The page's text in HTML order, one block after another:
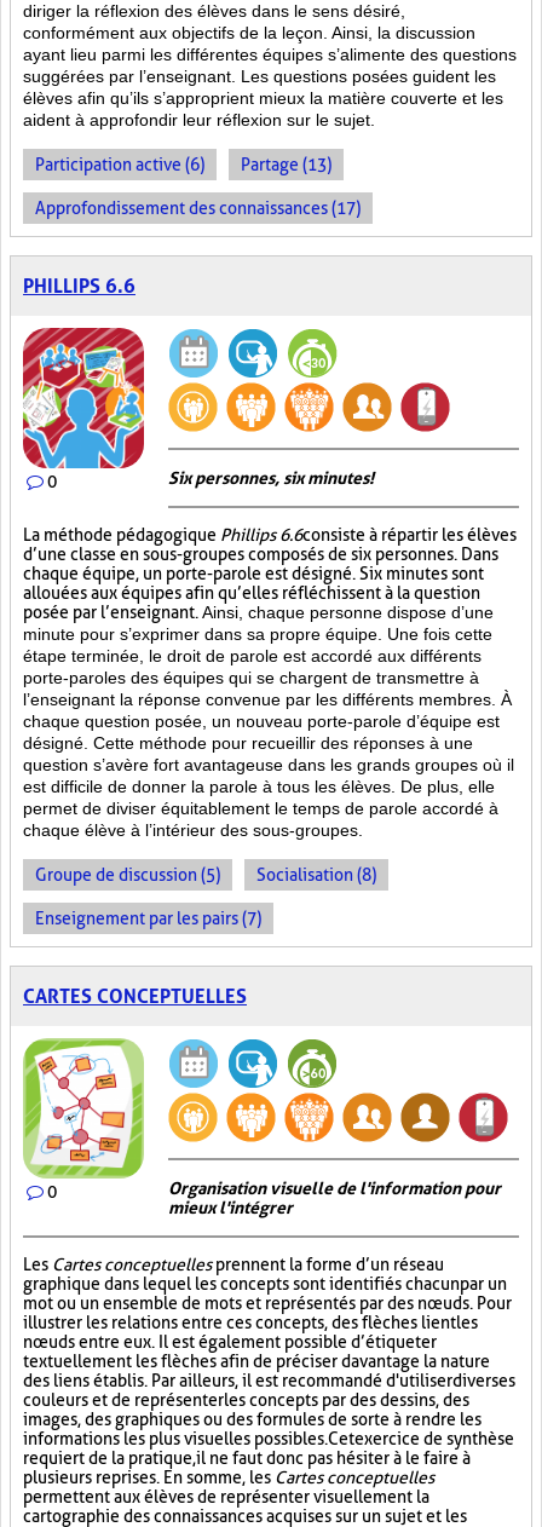
diriger la réflexion des élèves dans le sens désiré,
conformément aux objectifs de la leçon. Ainsi, la discussion
ayant lieu parmi les différentes équipes s’alimente des questions
suggérées par l’enseignant. Les questions posées guident les
élèves afin qu’ils s’approprient mieux la matière couverte et les
aident à approfondir leur réflexion sur le sujet.
Participation active (6) Partage (13)
Approfondissement des connaissances (17)
PHILLIPS 6.6
0 Six personnes, six minutes!
La méthode pédagogique Phillips 6.6consiste à répartir les élèves
d’une classe en sous-groupes composés de six personnes. Dans
chaque équipe, un porte-parole est désigné. Six minutes sont
allouées aux équipes afin qu’elles réfléchissent à la question
posée par l’enseignant. Ainsi, chaque personne dispose d’une
minute pour s’exprimer dans sa propre équipe. Une fois cette
étape terminée, le droit de parole est accordé aux différents
porte-paroles des équipes qui se chargent de transmettre à
l’enseignant la réponse convenue par les différents membres. À
chaque question posée, un nouveau porte-parole d’équipe est
désigné. Cette méthode pour recueillir des réponses à une
question s’avère fort avantageuse dans les grands groupes où il
est difficile de donner la parole à tous les élèves. De plus, elle
permet de diviser équitablement le temps de parole accordé à
chaque élève à l’intérieur des sous-groupes.
Groupe de discussion (5) Socialisation (8)
Enseignement par les pairs (7)
CARTES CONCEPTUELLES
0
Organisation visuelle de l'information pour
mieux l'intégrer
Les Cartes conceptuellesprennent la forme d’un réseau
graphique dans lequel les concepts sont identifiés chacun par un
mot ou un ensemble de mots et représentés par des nœuds. Pour
illustrer les relations entre ces concepts, des flèches lient les
nœuds entre eux. Il est également possible d’étiqueter
textuellement les flèches afin de préciser davantage la nature
des liens établis. Par ailleurs, il est recommandé d'utiliser diverses
couleurs et de représenter les concepts par des dessins, des
images, des graphiques ou des formules de sorte à rendre les
informations les plus visuelles possibles. Cet exercice de synthèse
requiert de la pratique, il ne faut donc pas hésiter à le faire à
plusieurs reprises. En somme, les Cartes conceptuelles
permettent aux élèves de représenter visuellement la
cartographie des connaissances acquises sur un sujet et les